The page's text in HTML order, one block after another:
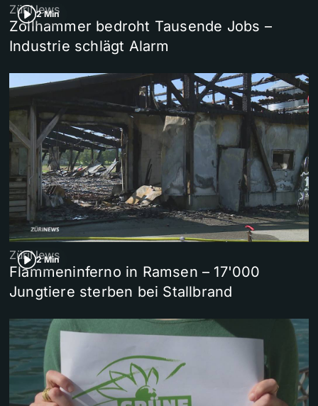
2 Min
ZüriNews
Zollhammer bedroht Tausende Jobs –
Industrie schlägt Alarm
2 Min
ZüriNews
Flammeninferno in Ramsen – 17'000
Jungtiere sterben bei Stallbrand